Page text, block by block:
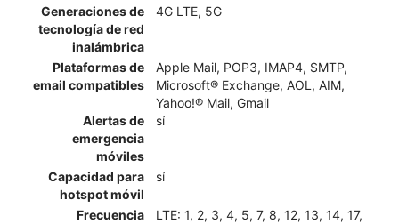
Generaciones de
tecnología de red
inalámbrica
4G LTE, 5G
Plataformas de
email compatibles
Apple Mail, POP3, IMAP4, SMTP,
Microsoft® Exchange, AOL, AIM,
Yahoo!® Mail, Gmail
Alertas de
emergencia
móviles
sí
Capacidad para
hotspot móvil
sí
Frecuencia
LTE: 1, 2, 3, 4, 5, 7, 8, 12, 13, 14, 17,